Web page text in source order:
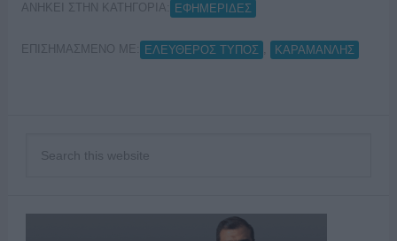
ΑΝΗΚΕΙ ΣΤΗΝ ΚΑΤΗΓΟΡΙΑ: ΕΦΗΜΕΡΙΔΕΣ
ΕΠΙΣΗΜΑΣΜΕΝΟ ΜΕ: ΕΛΕΥΘΕΡΟΣ ΤΥΠΟΣ ΚΑΡΑΜΑΝΛΗΣ